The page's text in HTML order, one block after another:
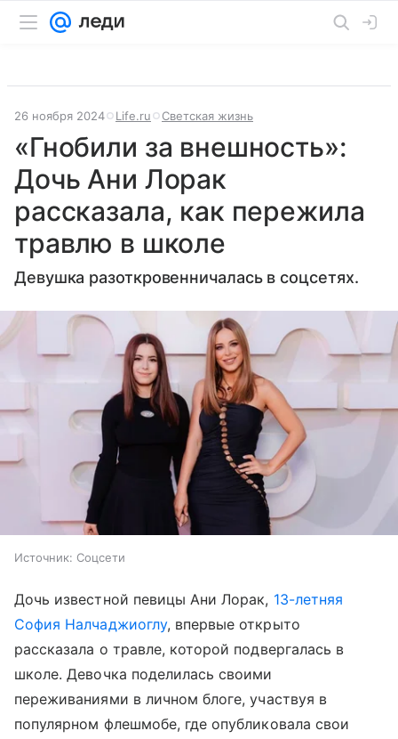
26 ноября 2024 Life.ru Светская жизнь
«Гнобили за внешность»:
Дочь Ани Лорак
рассказала, как пережила
травлю в школе
Девушка разоткровенничалась в соцсетях.
Источник: Соцсети
Дочь известной певицы Ани Лорак, 13-летняя
София Налчаджиоглу, впервые открыто
рассказала о травле, которой подвергалась в
школе. Девочка поделилась своими
переживаниями в личном блоге, участвуя в
популярном флешмобе, где опубликовала свои